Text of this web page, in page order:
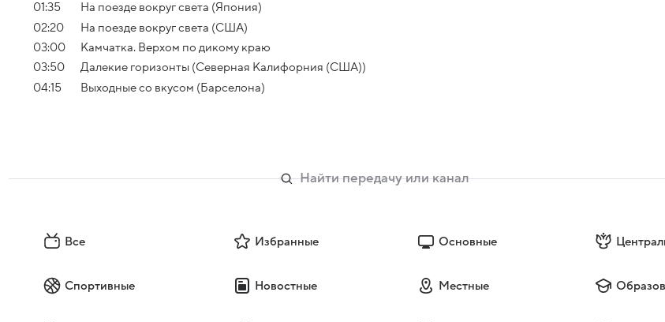
01:35
На поезде вокруг света (Япония)
02:20
На поезде вокруг света (США)
03:00
Камчатка. Верхом по дикому краю
03:50
Далекие горизонты (Северная Калифорния (США))
04:15
Выходные со вкусом (Барселона)
Все Избранные Основные
Спортивные Новостные Местные